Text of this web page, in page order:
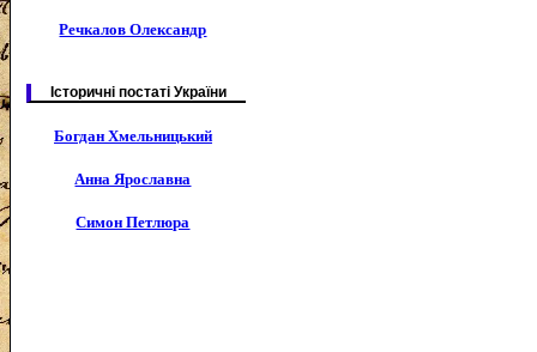
Речкалов Олександр
Історичні постаті України
Богдан Хмельницький
Анна Ярославна
Симон Петлюра